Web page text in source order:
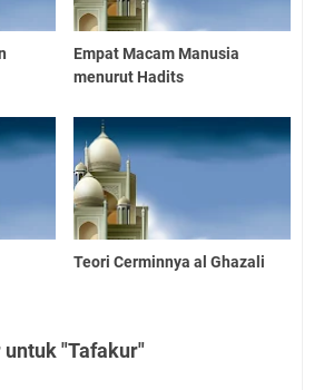
Empat Macam Manusia
menurut Hadits
Teori Cerminnya al Ghazali
"Tafakur"